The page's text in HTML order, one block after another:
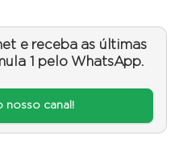
e receba as últimas
1 pelo WhatsApp.
nosso canal!